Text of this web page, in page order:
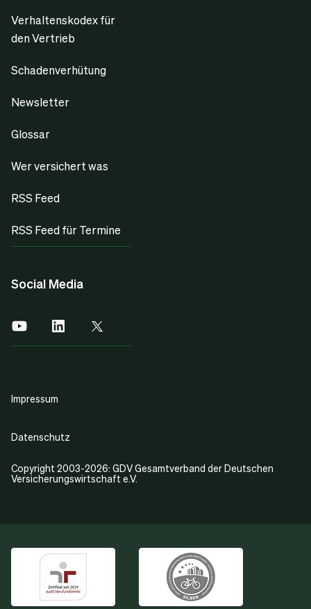
Verhaltenskodex für
den Vertrieb
Schadenverhütung
Newsletter
Glossar
Wer versichert was
RSS Feed
RSS Feed für Termine
Social Media
Copyright 2003-2026: GDV Gesamtverband der Deutschen
Versicherungswirtschaft e.V.
Impressum
Datenschutz